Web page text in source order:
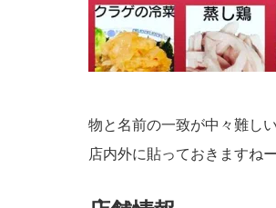
物と名前の一致が中々難し
店内外に貼っておきますね